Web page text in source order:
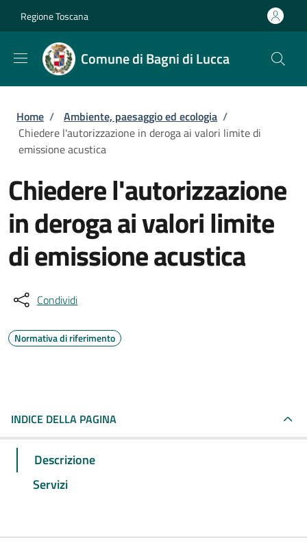
Regione Toscana
Comune di Bagni di Lucca
Briciole di pane
Home / Ambiente, paesaggio ed ecologia /
Chiedere l'autorizzazione in deroga ai valori limite di
emissione acustica
Chiedere l'autorizzazione
in deroga ai valori limite
di emissione acustica
Condividi
Normativa di riferimento
INDICE DELLA PAGINA
Descrizione
Servizi